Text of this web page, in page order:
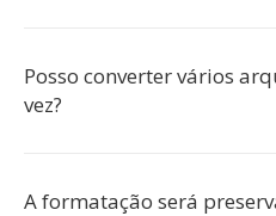
Posso converter vários
vez?
A formatação será